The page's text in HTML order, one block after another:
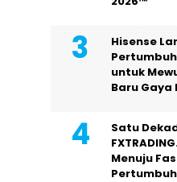
Hisense
untuk
Baru Gaya
Satu
Menuju